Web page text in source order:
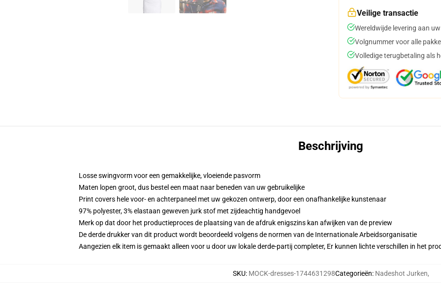
Veilige transactie
Wereldwijde levering aan
Volgnummer voor alle
Volledige terugbetaling als
Beschrijving
Losse swingvorm voor een gemakkelijke, vloeiende pasvorm
Maten lopen groot, dus bestel een maat naar beneden van uw gebruikelijke
Print covers hele voor- en achterpaneel met uw gekozen ontwerp, door een onafhankelijke kunstenaar
97% polyester, 3% elastaan geweven jurk stof met zijdeachtig handgevoel
Merk op dat door het productieproces de plaatsing van de afdruk enigszins kan afwijken van de preview
De derde drukker van dit product wordt beoordeeld volgens de normen van de Internationale Arbeidsorganisatie
Aangezien elk item is gemaakt alleen voor u door uw lokale derde-partij completer, Er kunnen lichte verschillen in het
SKU: MOCK-dresses-1744631298Categorieën: Nadeshot Jurken,